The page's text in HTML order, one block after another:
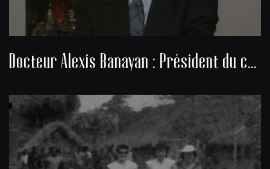
Docteur Alexis Banayan : Président du consistoire de la communauté juive de Bordeaux